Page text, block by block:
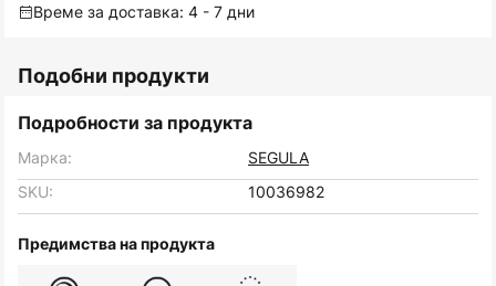
Време за доставка: 4 - 7 дни
Подобни продукти
Подробности за продукта
Марка:
SEGULA
SKU:
10036982
Предимства на продукта